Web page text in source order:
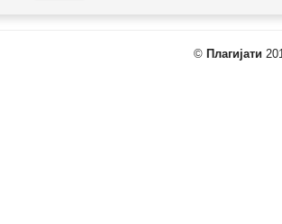
© Плагијати